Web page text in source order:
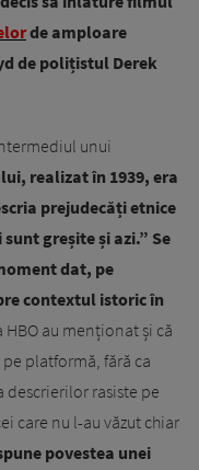
de amploare
de polițistul Derek
unui
realizat în 1939, era
prejudecăți etnice
greșite și azi.” Se
dat, pe
contextul istoric în
HBO au menționat și că
platformă, fără ca
descrierilor rasiste pe
care nu l-au văzut chiar
povestea unei